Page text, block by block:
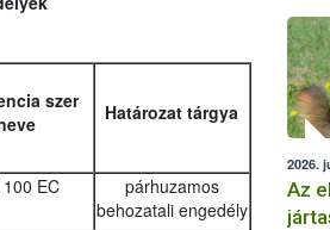
szer
Határozat tárgya
EC
párhuzamos
behozatali engedély
2026.
Az